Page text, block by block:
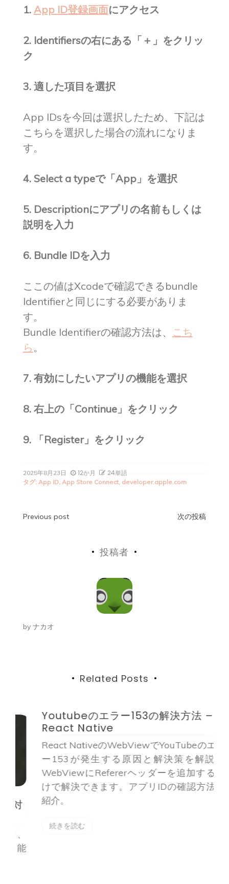
1. App ID登録画面にアクセス
2. Identifiersの右にある「＋」をクリッ
ク
3. 適した項目を選択
App IDsを今回は選択したため、下記は
こちらを選択した場合の流れになりま
す。
4. Select a typeで「App」を選択
5. Descriptionにアプリの名前もしくは
説明を入力
6. Bundle IDを入力
ここの値はXcodeで確認できるbundle
Identifierと同じにする必要がありま
す。
Bundle Identifierの確認方法は、 こち
ら 。
7. 有効にしたいアプリの機能を選択
8. 右上の「Continue」をクリック
9. 「Register」をクリック
2025年8月23日 12か月 24単語
タグ: App ID, App Store Connect, developer.apple.com
投
シ
Previous post 次の投稿
投稿者
by ナカオ
Related Posts
Youtubeのエラー153の解決方法 –
React Native
React NativeのWebViewでYouTubeのエラ
ー153が発生する原因と解決策を解説。
WebViewにRefererヘッダーを追加するだ
けで解決できます。アプリIDの確認方法も
紹介。
続きを読む